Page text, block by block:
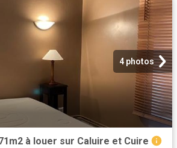
4 photos
à louer sur Caluire et Cuire